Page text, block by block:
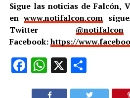
Sigue las noticias de Falcón,
enwww.notifalcon.com
Twitter @notifalcon
Facebook:https://
Facebook
WhatsApp
X